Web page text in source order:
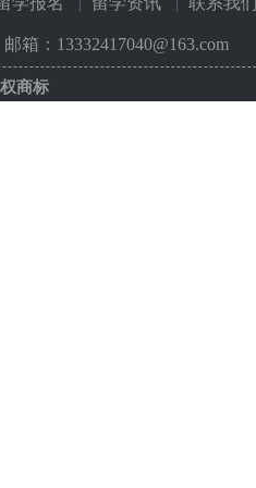
邮箱：13332417040@163.com
商标